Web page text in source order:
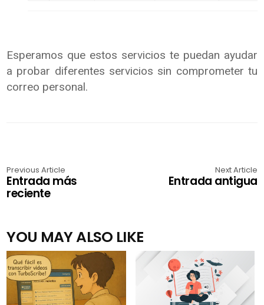
Esperamos que estos servicios te puedan ayudar
a probar diferentes servicios sin comprometer tu
correo personal.
Previous Article
Entrada más
reciente
Next Article
Entrada antigua
YOU MAY ALSO LIKE